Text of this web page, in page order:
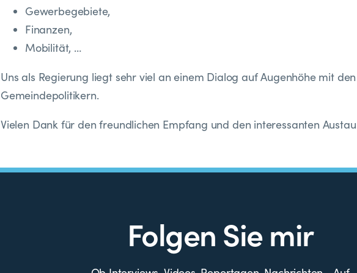
Gewerbegebiete,
Finanzen,
Mobilität, …
Uns als Regierung liegt sehr viel an einem Dialog auf Augenhöhe mit den
Gemeindepolitikern.
Vielen Dank für den freundlichen Empfang und den interessanten
Folgen Sie mir